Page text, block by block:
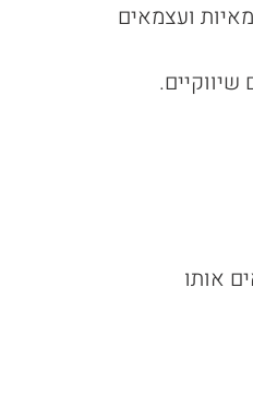
ועצמאים
אותו